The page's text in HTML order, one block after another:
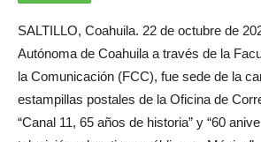
SALTILLO, Coahuila. 22 de octubre de
Autónoma de Coahuila a través de la
la Comunicación (FCC), fue sede de la
estampillas postales de la Oficina de
“Canal 11, 65 años de historia” y “60